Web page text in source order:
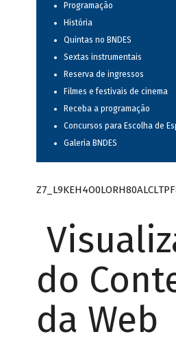
Programação
História
Quintas no BNDES
Sextas instrumentais
Reserva de ingressos
Filmes e festivais de cinema
Receba a programação
Concursos para Escolha de
Galeria BNDES
do
da Web